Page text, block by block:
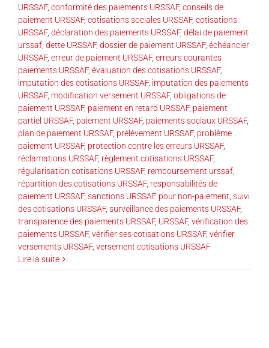
URSSAF, conformité des paiements URSSAF, conseils de
paiement URSSAF, cotisations sociales URSSAF, cotisations
URSSAF, déclaration des paiements URSSAF, délai de paiement
urssaf dette URSSAF, dossier de paiement URSSAF, échéancier
URSSAF, erreur de paiement URSSAF, erreurs courantes
paiements URSSAF, évaluation des cotisations URSSAF,
imputation des cotisations URSSAF, imputation des paiements
URSSAF, modification versement URSSAF, obligations de
paiement URSSAF, paiement en retard URSSAF, paiement
partiel URSSAF, paiement URSSAF, paiements sociaux URSSAF,
plan de paiement URSSAF, prélèvement URSSAF, problème
paiement URSSAF, protection contre les erreurs URSSAF,
réclamations URSSAF, règlement cotisations URSSAF,
régularisation cotisations URSSAF, remboursement urssaf
répartition des cotisations URSSAF, responsabilités de
paiement URSSAF, sanctions URSSAF pour non-paiement suivi
des cotisations URSSAF, surveillance des paiements URSSAF,
transparence des paiements URSSAF, URSSAF, vérification des
paiements URSSAF, vérifier ses cotisations URSSAF, vérifier
versements URSSAF, versement cotisations URSSAF
Lire la suite